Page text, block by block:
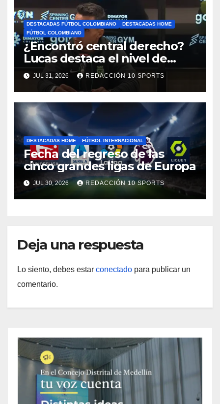
DESTACADAS FÚTBOL COLOMBIANO
DESTACADAS HOME
FÚTBOL COLOMBIANO
¿Encontró central derecho?
Lucas destaca el nivel de
Néider Parra
JUL 31, 2026 REDACCIÓN 10 SPORTS
DESTACADAS HOME FÚTBOL INTERNACIONAL
Fecha del regreso de las
cinco grandes ligas de Europa
JUL 30, 2026 REDACCIÓN 10 SPORTS
Deja una respuesta
Lo siento, debes estar conectado para publicar un
comentario.